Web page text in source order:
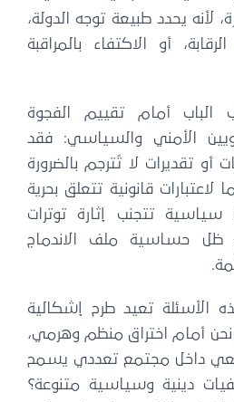
يحدد طبيعة توجه الدولة،
أو الاكتفاء بالمراقبة
أمام تقييم الفجوة
الأمني والسياسي: فقد
تقديرات لا تُترجم بالضرورة
قانونية تتعلق بحرية
تتجنب إثارة توترات
حساسية ملف الاندماج
تعيد طرح إشكالية
أمام اختراق منظم وهرمي،
داخل مجتمع تعددي يسمح
دينية وسياسية متنوعة؟